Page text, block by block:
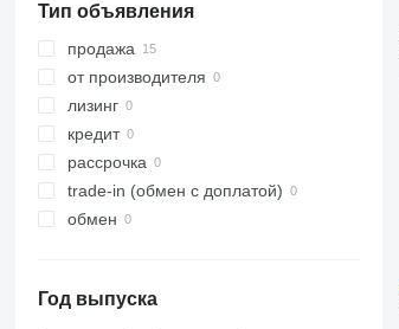
Тип объявления
продажа
от производителя
лизинг
кредит
рассрочка
trade-in (обмен с доплатой)
обмен
Год выпуска